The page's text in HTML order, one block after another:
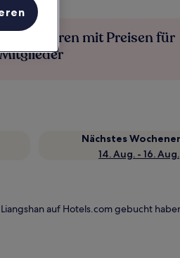
Mehr sparen mit Preisen für
Nächstes
14. Aug. - 16. Aug.
auf Hotels.com gebucht